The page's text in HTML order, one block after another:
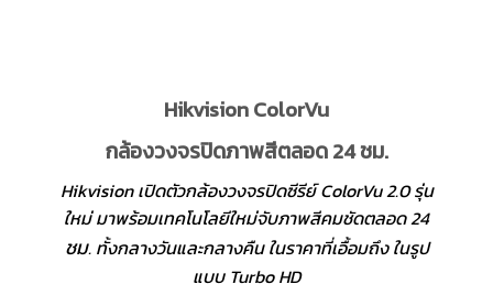
Hikvision ColorVu
กล้องวงจรปิดภาพสีตลอด 24 ชม.
Hikvision เปิดตัวกล้องวงจรปิดซีรีย์ ColorVu 2.0 รุ่น
ใหม่ มาพร้อมเทคโนโลยีใหม่จับภาพสีคมชัดตลอด 24
ชม. ทั้งกลางวันและกลางคืน ในราคาที่เอื้อมถึง ในรูป
แบบ Turbo HD